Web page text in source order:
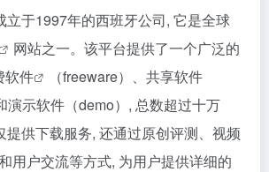
立于1997年的西班牙公司, 它是全球
网站之一。该平台提供了一个广泛的
软件
（freeware）、共享软件
演示软件（demo）, 总数超过十万
提供下载服务, 还通过原创评测、视频
用户交流等方式, 为用户提供详细的